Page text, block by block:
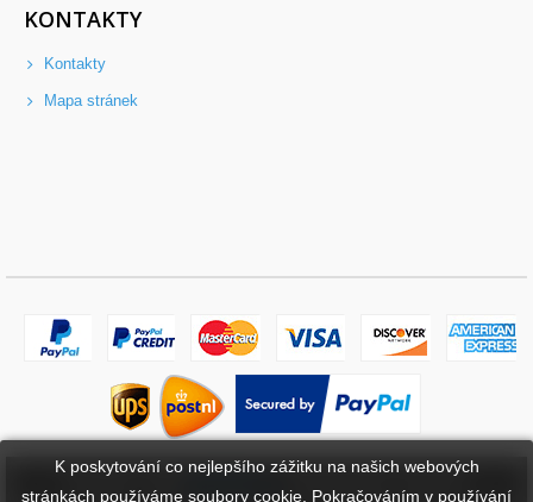
KONTAKTY
Kontakty
Mapa stránek
K poskytování co nejlepšího zážitku na našich webových
stránkách používáme soubory cookie. Pokračováním v používání